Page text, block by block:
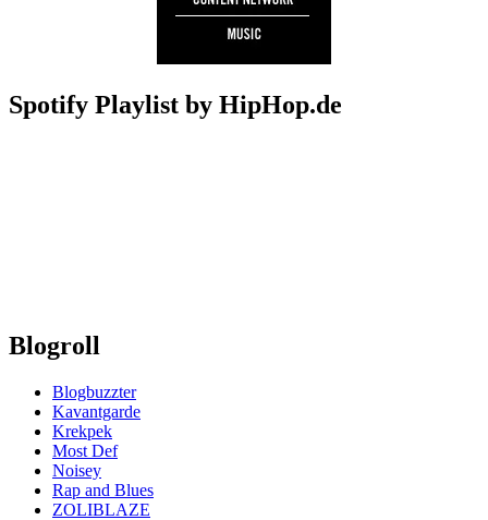
Spotify Playlist by HipHop.de
Blogroll
Blogbuzzter
Kavantgarde
Krekpek
Most Def
Noisey
Rap and Blues
ZOLIBLAZE